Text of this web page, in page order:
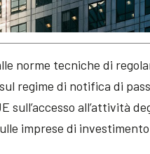
norme tecniche di
regime di notifica di
sull’accesso all’attività
imprese di investimento